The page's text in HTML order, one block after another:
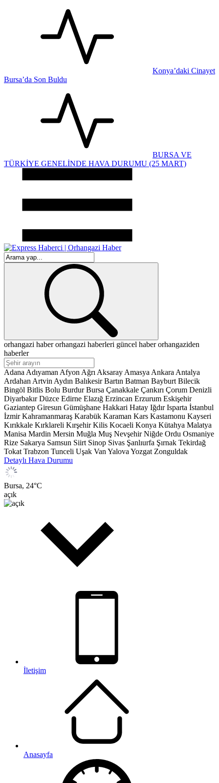
Konya’daki Cinayet
Bursa’da Son Buldu
BURSA VE
TÜRKİYE GENELİNDE HAVA DURUMU (25 MART)
orhangazi haberorhangazi haberleri güncel haberorhangaziden
haberler
Adana Adıyaman Afyon Ağrı Aksaray Amasya Ankara Antalya
Ardahan Artvin Aydın Balıkesir Bartın Batman Bayburt Bilecik
Bingöl Bitlis Bolu Burdur Bursa Çanakkale Çankırı Çorum Denizli
Diyarbakır Düzce Edirne Elazığ Erzincan Erzurum Eskişehir
Gaziantep Giresun Gümüşhane Hakkari Hatay Iğdır Isparta İstanbul
İzmir Kahramanmaraş Karabük Karaman Kars Kastamonu Kayseri
Kırıkkale Kırklareli Kırşehir Kilis Kocaeli Konya Kütahya Malatya
Manisa Mardin Mersin Muğla Muş Nevşehir Niğde Ordu Osmaniye
Rize Sakarya Samsun Siirt Sinop Sivas Şanlıurfa Şırnak Tekirdağ
Tokat Trabzon Tunceli Uşak Van Yalova Yozgat Zonguldak
Detaylı Hava Durumu
Bursa, 24°C
açık
İletişim
Anasayfa